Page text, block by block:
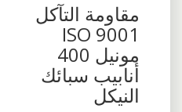
مقاومة التآكل
ISO 9001
مونيل 400
أنابيب سبائك
النيكل